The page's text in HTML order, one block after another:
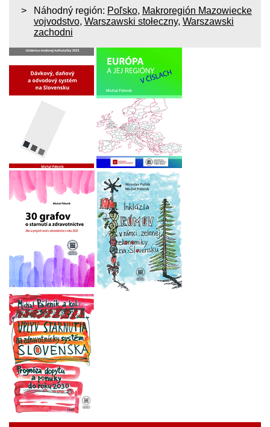
Náhodný región: Poľsko, Makroregión Mazowiecke
vojvodstvo, Warszawski stołeczny, Warszawski
zachodni